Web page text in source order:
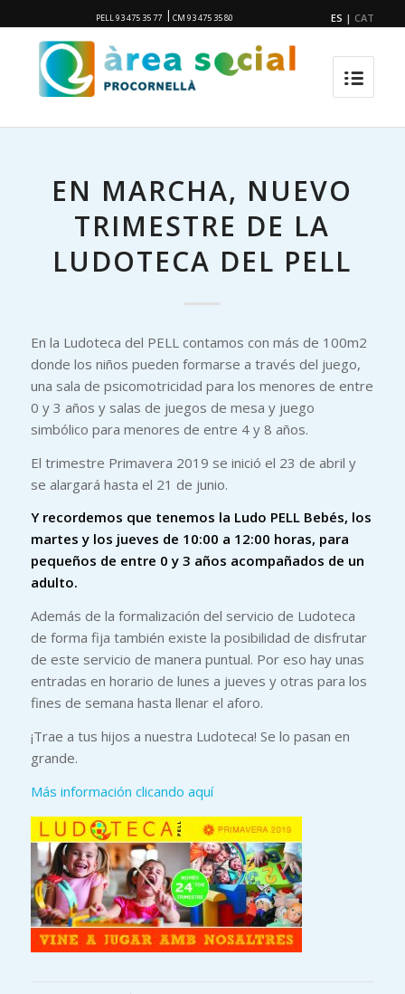
PELL 93 475 35 77 | CM 93 475 35 80 ES | CAT
EN MARCHA, NUEVO
TRIMESTRE DE LA
LUDOTECA DEL PELL
En la Ludoteca del PELL contamos con más de 100m2
donde los niños pueden formarse a través del juego,
una sala de psicomotricidad para los menores de entre
0 y 3 años y salas de juegos de mesa y juego
simbólico para menores de entre 4 y 8 años.
El trimestre Primavera 2019 se inició el 23 de abril y
se alargará hasta el 21 de junio.
Y recordemos que tenemos la Ludo PELL Bebés, los
martes y los jueves de 10:00 a 12:00 horas, para
pequeños de entre 0 y 3 años acompañados de un
adulto.
Además de la formalización del servicio de Ludoteca
de forma fija también existe la posibilidad de disfrutar
de este servicio de manera puntual. Por eso hay unas
entradas en horario de lunes a jueves y otras para los
fines de semana hasta llenar el aforo.
¡Trae a tus hijos a nuestra Ludoteca! Se lo pasan en
grande.
Más información clicando aquí